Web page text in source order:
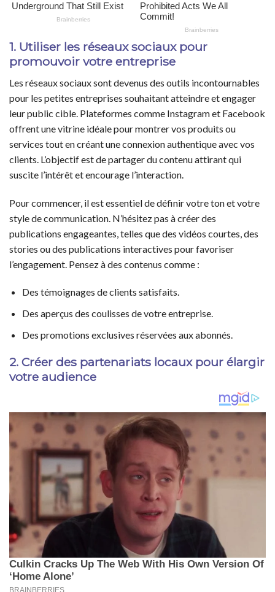
1. Utiliser les réseaux sociaux pour
promouvoir votre entreprise
Les réseaux sociaux sont devenus des outils incontournables
pour les petites entreprises souhaitant atteindre et engager
leur public cible. Plateformes comme Instagram et Facebook
offrent une vitrine idéale pour montrer vos produits ou
services tout en créant une connexion authentique avec vos
clients. L’objectif est de partager du contenu attirant qui
suscite l’intérêt et encourage l’interaction.
Pour commencer, il est essentiel de définir votre ton et votre
style de communication. N’hésitez pas à créer des
publications engageantes, telles que des vidéos courtes, des
stories ou des publications interactives pour favoriser
l’engagement. Pensez à des contenus comme :
Des témoignages de clients satisfaits.
Des aperçus des coulisses de votre entreprise.
Des promotions exclusives réservées aux abonnés.
2. Créer des partenariats locaux pour élargir
votre audience